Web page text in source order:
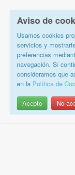
Aviso de
Usamos cookies
servicios y
preferencias
navegación. Si
consideramos que
en la Política de
Acepto No